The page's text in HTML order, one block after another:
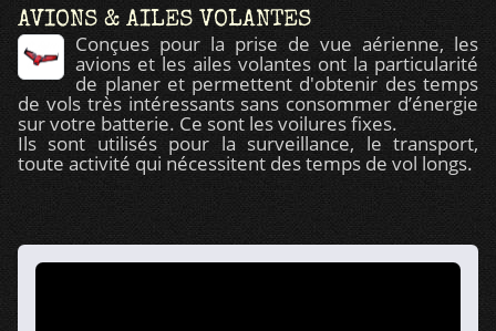
AVIONS & AILES VOLANTES
Conçues pour la prise de vue aérienne, les
avions et les ailes volantes ont la particularité
de planer et permettent d'obtenir des temps
de vols très intéressants sans consommer d’énergie
sur votre batterie. Ce sont les voilures fixes.
Ils sont utilisés pour la surveillance, le transport,
toute activité qui nécessitent des temps de vol longs.